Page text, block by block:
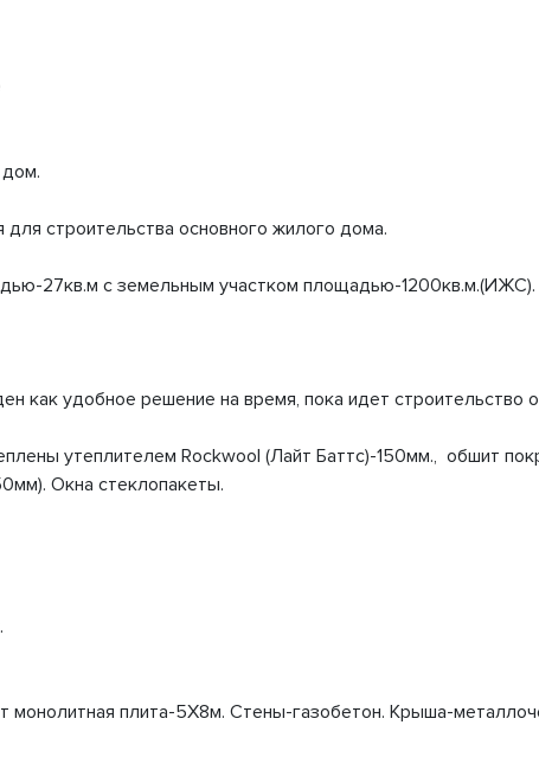
строительства основного жилого дома.
27кв.м с земельным участком площадью-1200кв.м.(ИЖС).
как удобное решение на время, пока идет строительство
утеплителем Rockwool (Лайт Баттс)-150мм., обшит
Окна стеклопакеты.
плита-5X8м. Стены-газобетон. Крыша-